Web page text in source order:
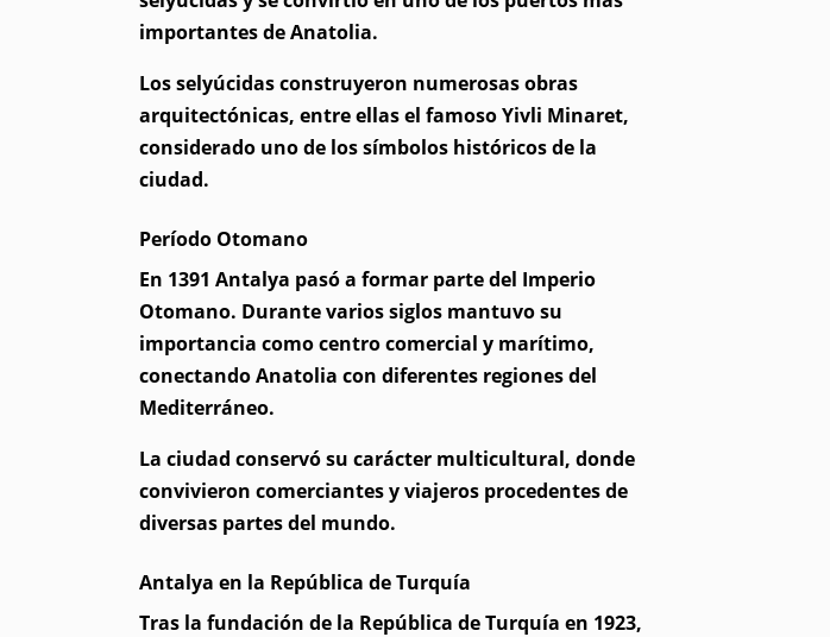
importantes de Anatolia.
Los selyúcidas construyeron numerosas obras
arquitectónicas, entre ellas el famoso Yivli Minaret,
considerado uno de los símbolos históricos de la
ciudad.
Período Otomano
En 1391 Antalya pasó a formar parte del Imperio
Otomano. Durante varios siglos mantuvo su
importancia como centro comercial y marítimo,
conectando Anatolia con diferentes regiones del
Mediterráneo.
La ciudad conservó su carácter multicultural, donde
convivieron comerciantes y viajeros procedentes de
diversas partes del mundo.
Antalya en la República de Turquía
Tras la fundación de la República de Turquía en 1923,